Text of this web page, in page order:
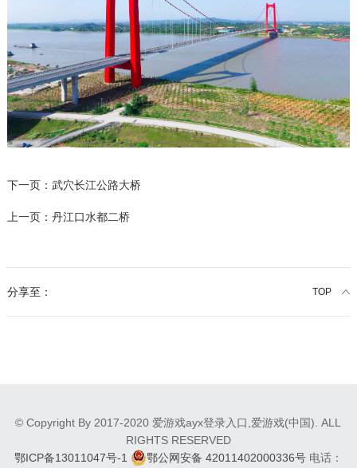
下一页： 武穴长江公路大桥
上一页： 丹江口水都二桥
分享至： TOP
© Copyright By 2017-2020 爱游戏ayx登录入口,爱游戏(中国). ALL
RIGHTS RESERVED
鄂ICP备13011047号-1
鄂公网安备 42011402000336号电话：